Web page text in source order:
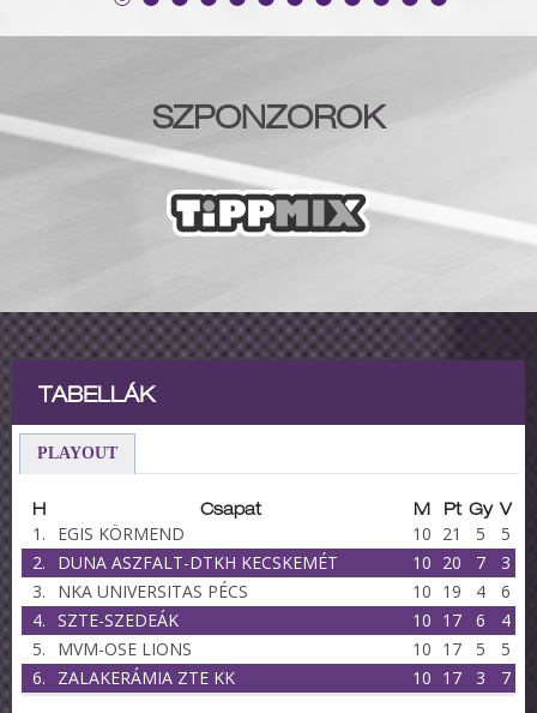
SZPONZOROK
TABELLÁK
PLAYOUT
H Csapat M Pt Gy V
1. EGIS KÖRMEND 10 21 5
5
2.
DUNA ASZFALT-DTKH KECSKEMÉT 10 20 7
3
3.
NKA UNIVERSITAS PÉCS 10 19 4
6
4. SZTE-SZEDEÁK 10 17 6
4
5.
MVM-OSE LIONS 10 17 5
5
6.
ZALAKERÁMIA ZTE KK 10 17 3 7